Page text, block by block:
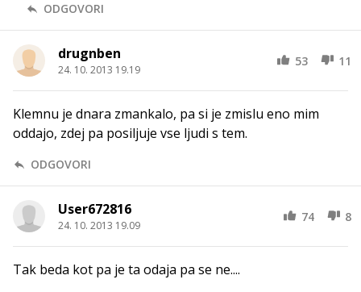
ODGOVORI
drugnben
24. 10. 2013 19.19
53 11
Klemnu je dnara zmankalo, pa si je zmislu eno mim
oddajo, zdej pa posiljuje vse ljudi s tem.
ODGOVORI
User672816
24. 10. 2013 19.09
74 8
Tak beda kot pa je ta odaja pa se ne....